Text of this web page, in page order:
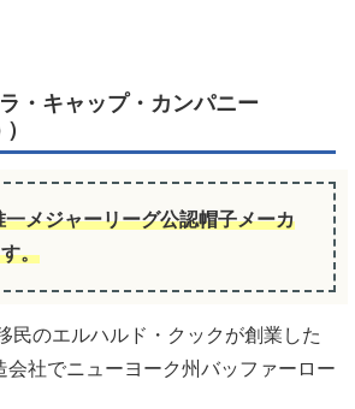
・キャップ・カンパニー
一メジャーリーグ公認帽子メーカ
。
民のエルハルド・クックが創業した
会社でニューヨーク州バッファーロー